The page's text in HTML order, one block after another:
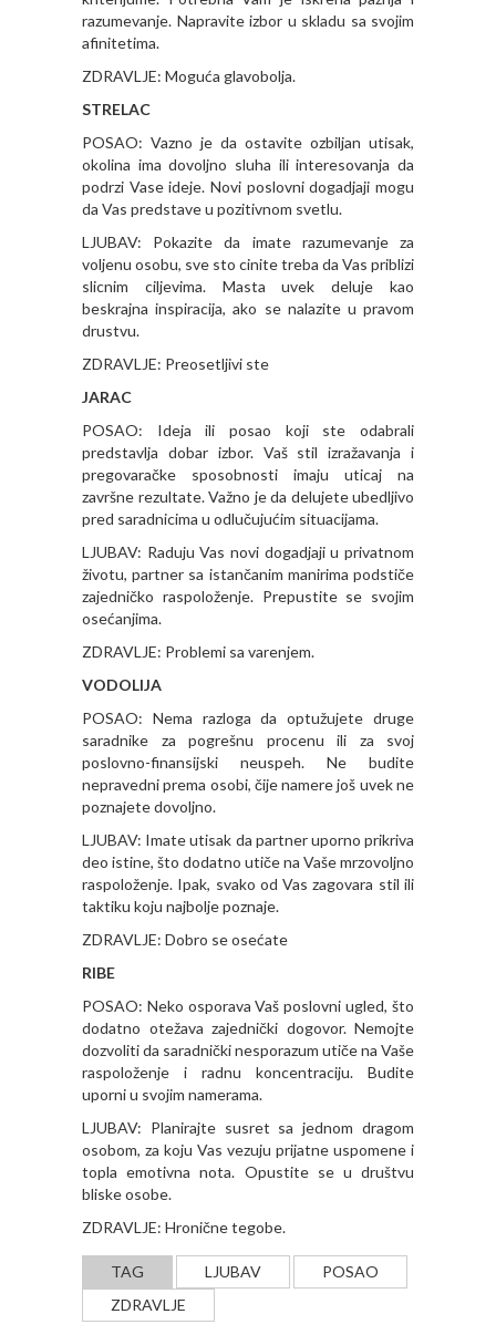
razumevanje. Napravite izbor u skladu sa svojim
afinitetima.
ZDRAVLJE: Moguća glavobolja.
STRELAC
POSAO: Vazno je da ostavite ozbiljan utisak,
okolina ima dovoljno sluha ili interesovanja da
podrzi Vase ideje. Novi poslovni dogadjaji mogu
da Vas predstave u pozitivnom svetlu.
LJUBAV: Pokazite da imate razumevanje za
voljenu osobu, sve sto cinite treba da Vas priblizi
slicnim ciljevima. Masta uvek deluje kao
beskrajna inspiracija, ako se nalazite u pravom
drustvu.
ZDRAVLJE: Preosetljivi ste
JARAC
POSAO: Ideja ili posao koji ste odabrali
predstavlja dobar izbor. Vaš stil izražavanja i
pregovaračke sposobnosti imaju uticaj na
završne rezultate. Važno je da delujete ubedljivo
pred saradnicima u odlučujućim situacijama.
LJUBAV: Raduju Vas novi dogadjaji u privatnom
životu, partner sa istančanim manirima podstiče
zajedničko raspoloženje. Prepustite se svojim
osećanjima.
ZDRAVLJE: Problemi sa varenjem.
VODOLIJA
POSAO: Nema razloga da optužujete druge
saradnike za pogrešnu procenu ili za svoj
poslovno-finansijski neuspeh. Ne budite
nepravedni prema osobi, čije namere još uvek ne
poznajete dovoljno.
LJUBAV: Imate utisak da partner uporno prikriva
deo istine, što dodatno utiče na Vaše mrzovoljno
raspoloženje. Ipak, svako od Vas zagovara stil ili
taktiku koju najbolje poznaje.
ZDRAVLJE: Dobro se osećate
RIBE
POSAO: Neko osporava Vaš poslovni ugled, što
dodatno otežava zajednički dogovor. Nemojte
dozvoliti da saradnički nesporazum utiče na Vaše
raspoloženje i radnu koncentraciju. Budite
uporni u svojim namerama.
LJUBAV: Planirajte susret sa jednom dragom
osobom, za koju Vas vezuju prijatne uspomene i
topla emotivna nota. Opustite se u društvu
bliske osobe.
ZDRAVLJE: Hronične tegobe.
TAG LJUBAV
POSAO
ZDRAVLJE